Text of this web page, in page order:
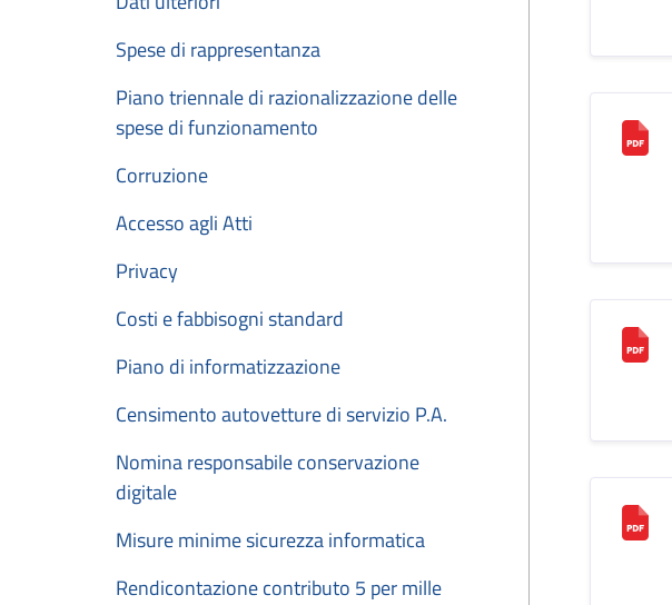
Spese di rappresentanza
Piano triennale di razionalizzazione delle
spese di funzionamento
Corruzione
Accesso agli Atti
Privacy
Costi e fabbisogni standard
Piano di informatizzazione
Censimento autovetture di servizio P.A.
Nomina responsabile conservazione
digitale
Misure minime sicurezza informatica
Rendicontazione contributo 5 per mille